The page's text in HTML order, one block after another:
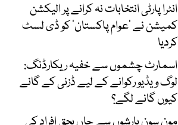
انٹرا پارٹی انتخابات نہ کرانے پر الیکشن
کمیشن نے ’عوام پاکستان‘ کو ڈی لسٹ
کردیا
اسمارٹ چشموں سے خفیہ ریکارڈنگ:
لوگ ویڈیو رکوانے کے لیے ڈزنی کے گانے
کیوں گانے لگے؟